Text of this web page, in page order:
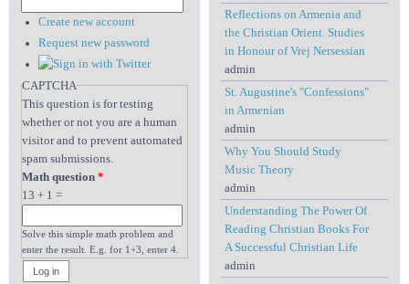
Create new account
Request new password
CAPTCHA
This question is for testing
whether or not you are a human
visitor and to prevent automated
spam submissions.
Math question *
13 + 1 =
Solve this simple math problem and
enter the result. E.g. for 1+3, enter 4.
Reflections on Armenia and
the Christian Orient. Studies
in Honour of Vrej Nersessian
admin
St. Augustine's "Confessions"
in Armenian
admin
Why You Should Study
Music Theory
admin
Understanding The Power Of
Reading Christian Books For
A Successful Christian Life
admin